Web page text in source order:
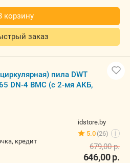
корзину
заказ
пила DWT
DN-4 BMC (с 2-мя АКБ,
idstore.by
5.0 (26) i
кредит
646,00р.
679,00р.